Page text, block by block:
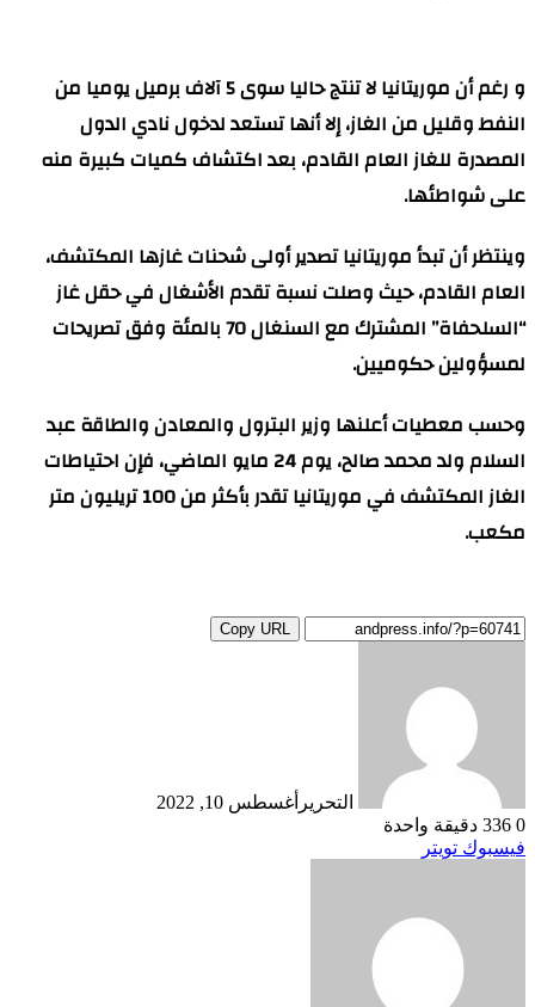
و رغم أن موريتانيا لا تنتج حاليا سوى 5 آلاف برميل يوميا من
النفط وقليل من الغاز، إلا أنها تستعد لدخول نادي الدول
المصدرة للغاز العام القادم، بعد اكتشاف كميات كبيرة منه
على شواطئها.
وينتظر أن تبدأ موريتانيا تصدير أولى شحنات غازها المكتشف،
العام القادم، حيث وصلت نسبة تقدم الأشغال في حقل غاز
“السلحفاة” المشترك مع السنغال 70 بالمئة وفق تصريحات
لمسؤولين حكوميين.
وحسب معطيات أعلنها وزير البترول والمعادن والطاقة عبد
السلام ولد محمد صالح، يوم 24 مايو الماضي، فإن احتياطات
الغاز المكتشف في موريتانيا تقدر بأكثر من 100 تريليون متر
مكعب.
Copy URL
التحرير أغسطس 10, 2022
0
دقيقة واحدة
فيسبوك تويتر